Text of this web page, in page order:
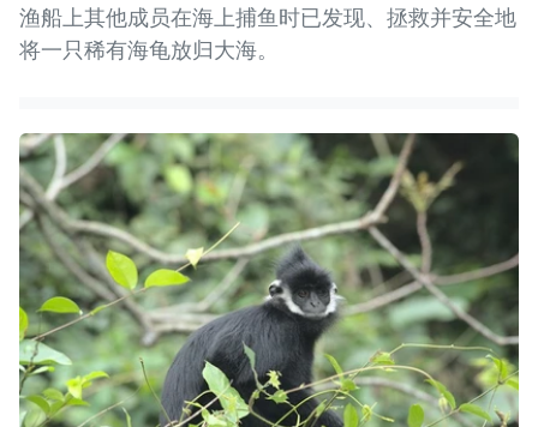
渔船上其他成员在海上捕鱼时已发现、拯救并安全地
将一只稀有海龟放归大海。